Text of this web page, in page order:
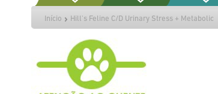
Início Hill's Feline C/D Urinary Stress + Metabolic